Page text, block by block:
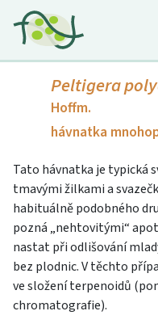
Peltigera
Hoffm.
hávnatka
Tato hávnatka je typická
tmavými žilkami a
habituálně podobného
pozná „nehtovitými“
nastat při odlišování
bez plodnic. V těchto
ve složení terpenoidů
chromatografie).